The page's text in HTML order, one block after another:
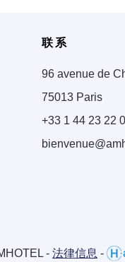
联系
96 avenue de
75013 Paris
+33 1 44 23 22
- 法律信息 -